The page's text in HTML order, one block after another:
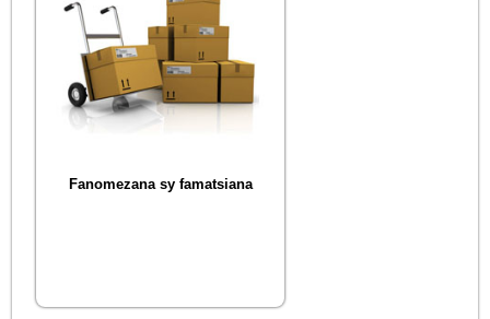
Fanomezana sy famatsiana